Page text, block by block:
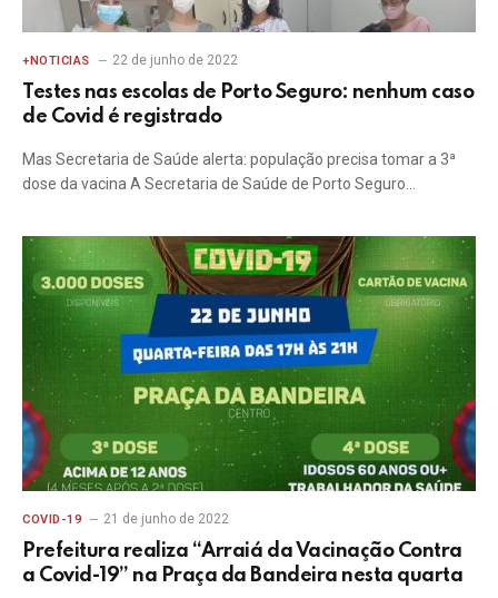
+NOTICIAS 22 de junho de 2022
Testes nas escolas de Porto Seguro: nenhum caso
de Covid é registrado
Mas Secretaria de Saúde alerta: população precisa tomar a 3ª
dose da vacina A Secretaria de Saúde de Porto Seguro…
COVID-19 21 de junho de 2022
Prefeitura realiza “Arraiá da Vacinação Contra
a Covid-19” na Praça da Bandeira nesta quarta